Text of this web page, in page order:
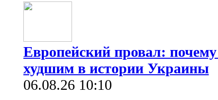
Европейский провал:
худшим в истории Украины
06.08.26 10:10